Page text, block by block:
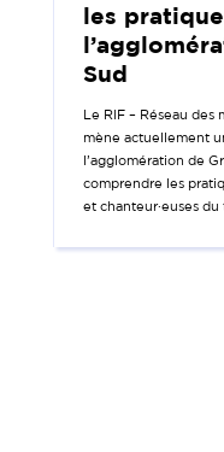
les
Sud
Le RIF – Réseau des
mène actuellement
l’agglomération de
comprendre les
et chanteur·euses du